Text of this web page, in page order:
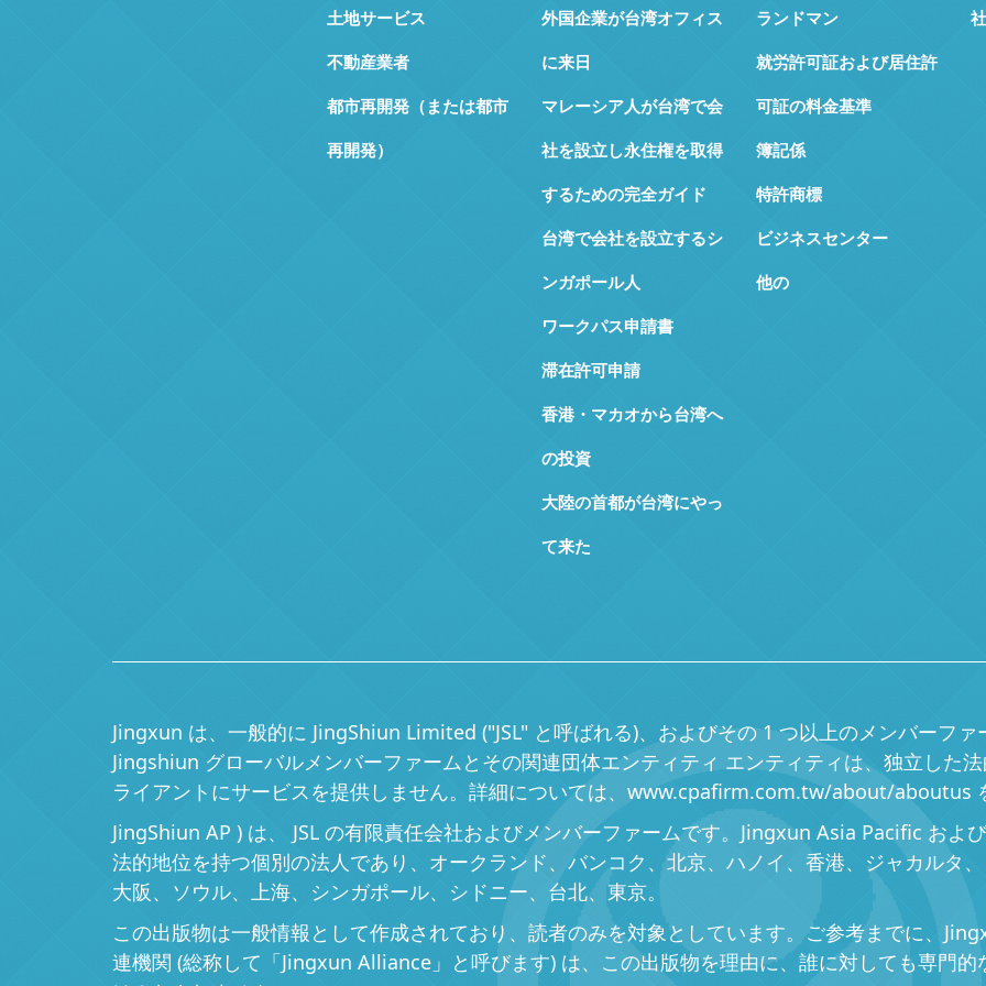
土地サービス
不動産業者
都市再開発（または都市
再開発）
外国企業が台湾オフィス
に来日
マレーシア人が台湾で会
社を設立し永住権を取得
するための完全ガイド
台湾で会社を設立するシ
ンガポール人
ワークパス申請書
滞在許可申請
香港・マカオから台湾へ
の投資
大陸の首都が台湾にやっ
て来た
ランドマン
就労許可証および居住許
可証の料金基準
簿記係
特許商標
ビジネスセンター
他の
Jingxun は、一般的に JingShiun Limited ("JSL" と呼ばれる)、およびその 1 つ以上のメンバーフ
Jingshiun グローバルメンバーファームとその関連団体エンティティ エンティティは、独立した
ライアントにサービスを提供しません。詳細については、www.cpafirm.com.tw/about/aboutus
JingShiun AP ) は、 JSL の有限責任会社およびメンバーファームです。Jingxun Asia Pacific およ
法的地位を持つ個別の法人であり、オークランド、バンコク、北京、ハノイ、香港、ジャカルタ
大阪、ソウル、上海、シンガポール、シドニー、台北、東京。
この出版物は一般情報として作成されており、読者のみを対象としています。ご参考までに、
連機関 (総称して「Jingxun Alliance」と呼びます) は、この出版物を理由に、誰に対しても専門